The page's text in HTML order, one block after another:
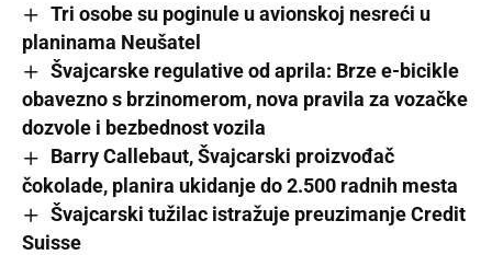
Tri osobe su poginule u avionskoj nesreći u
planinama Neušatel
Švajcarske regulative od aprila: Brze e-bicikle
obavezno s brzinomerom, nova pravila za vozačke
dozvole i bezbednost vozila
Barry Callebaut, Švajcarski proizvođač
čokolade, planira ukidanje do 2.500 radnih mesta
Švajcarski tužilac istražuje preuzimanje Credit
Suisse